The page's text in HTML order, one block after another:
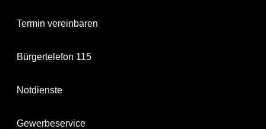
Termin vereinbaren
Bürgertelefon 115
Notdienste
Gewerbeservice